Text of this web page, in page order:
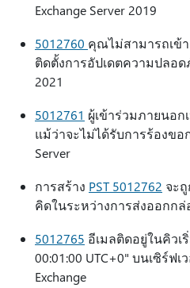
Exchange Server 2019
5012760 คุณไม่สามารถเข้า
ติดตั้งการอัปเดตความปลอ
2021
5012761 ผู้เข้าร่วมภายนอก
แม้ว่าจะไม่ได้รับการร้องขอ
Server
การสร้าง PST 5012762 จะ
คิดในระหว่างการส่งออกก
5012765 อีเมลติดอยู่ในคิวเ
00:01:00 UTC+0" บนเซิร์ฟ
Exchange